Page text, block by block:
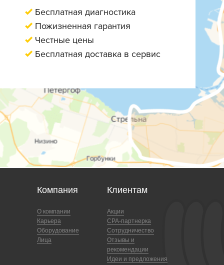
Бесплатная диагностика
Пожизненная гарантия
Честные цены
Бесплатная доставка в сервис
Компания
О компании
Карьера
Оборудование
Лица
Клиентам
Акции
CPA-партнерка
Сотрудничество
Отзывы и
рекомендации
Идеи и предложения